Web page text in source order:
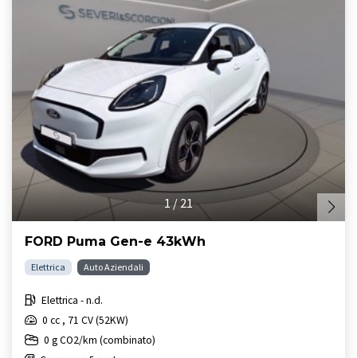
1 / 21
FORD Puma Gen-e 43kWh
Elettrica Auto Aziendali
Elettrica - n.d.
0 cc , 71 CV (52KW)
0 g CO2/km (combinato)